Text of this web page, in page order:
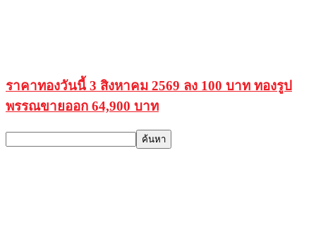
ราคาทองวันนี้ 3 สิงหาคม 2569 ลง 100 บาท ทองรูป
พรรณขายออก 64,900 บาท